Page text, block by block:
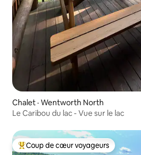
Chalet · Wentworth North
Le Caribou du lac - Vue sur le lac
Coup de cœur voyageurs parmi les
Coup de cœur voyageurs